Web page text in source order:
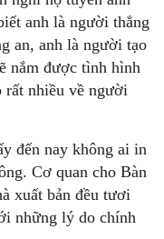
anh là người thẳng
an, anh là người tạo
nắm được tình hình
rất nhiều về người
đến nay không ai in
Cơ quan cho Bàn
xuất bản đều tươi
những lý do chính